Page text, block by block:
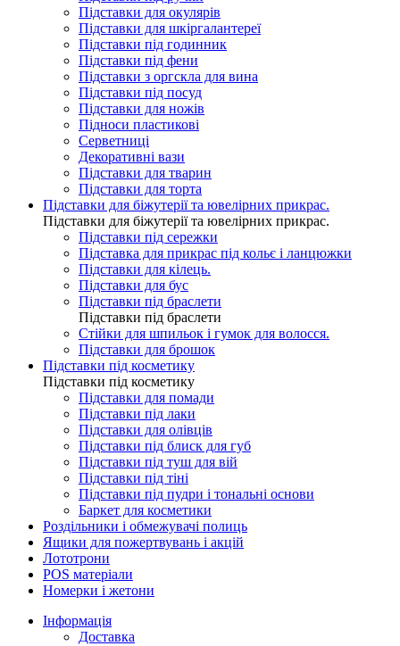
Підставки для окулярів
Підставки для шкіргалантереї
Підставки під годинник
Підставки під фени
Підставки з оргскла для вина
Підставки під посуд
Підставки для ножів
Підноси пластикові
Серветниці
Декоративні вази
Підставки для тварин
Підставки для торта
Підставки для біжутерії та ювелірниx прикрас.
Підставки для біжутерії та ювелірниx прикрас.
Підставки під сережки
Підставка для прикрас під кольє і ланцюжки
Підставки для кілець.
Підставки для бус
Підставки під браслети
Підставки під браслети
Стійки для шпильок і гумок для волосся.
Підставки для брошок
Підставки під косметику
Підставки під косметику
Підставки для помади
Підставки під лаки
Підставки для олівців
Підставки під блиск для губ
Підставки під туш для вій
Підставки під тіні
Підставки під пудри і тональні основи
Баркет для косметики
Роздільники і обмежувачі полиць
Ящики для пожертвувань і акцій
Лототрони
POS матеріали
Номерки і жетони
Інформація
Доставка